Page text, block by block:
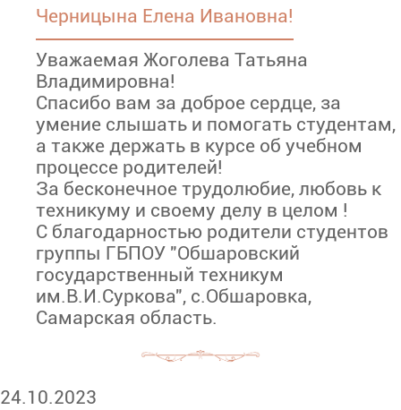
Черницына Елена Ивановна!
Уважаемая Жоголева Татьяна
Владимировна!
Спасибо вам за доброе сердце, за
умение слышать и помогать студентам,
а также держать в курсе об учебном
процессе родителей!
За бесконечное трудолюбие, любовь к
техникуму и своему делу в целом !
С благодарностью родители студентов
группы ГБПОУ "Обшаровский
государственный техникум
им.В.И.Суркова", с.Обшаровка,
Самарская область.
24.10.2023